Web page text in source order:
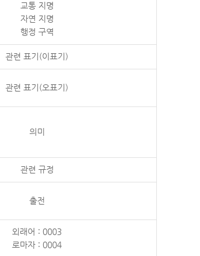
교통 지명
자연 지명
행정 구역
관련 표기(이표기)
관련 표기(오표기)
의미
관련 규정
출전
외래어 : 0003
로마자 : 0004